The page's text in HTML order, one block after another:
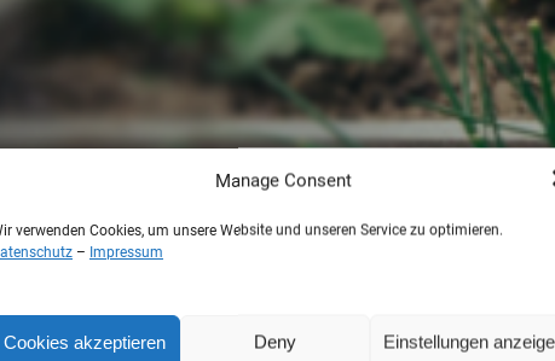
Manage Consent
verwenden Cookies, um unsere Website und unseren Service zu optimieren.
– Impressum
Cookies akzeptieren Deny Einstellungen